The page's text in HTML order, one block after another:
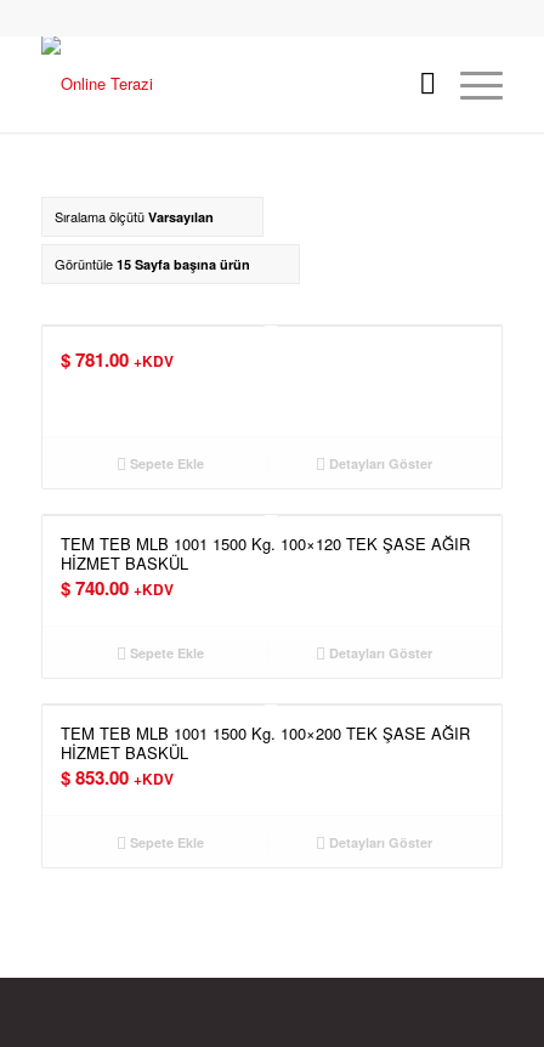
Sıralama ölçütü Varsayılan
Görüntüle 15 Sayfa başına ürün
$781.00 +KDV
Sepete Ekle Detayları Göster
TEM TEB MLB 1001 1500 Kg. 100×120 TEK ŞASE AĞIR
HİZMET BASKÜL
$740.00 +KDV
Sepete Ekle Detayları Göster
TEM TEB MLB 1001 1500 Kg. 100×200 TEK ŞASE AĞIR
HİZMET BASKÜL
$853.00 +KDV
Sepete Ekle Detayları Göster